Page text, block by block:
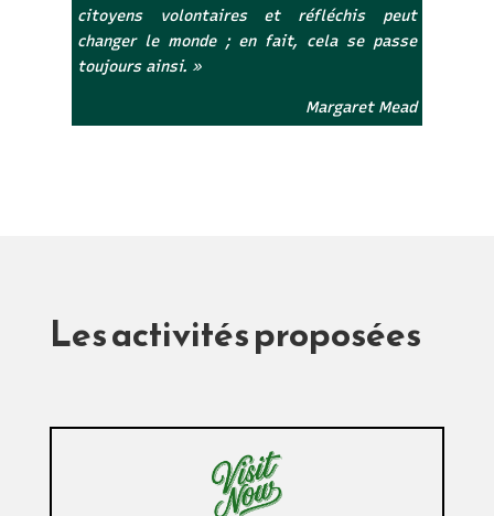
citoyens volontaires et réfléchis peut
changer le monde ; en fait, cela se passe
toujours ainsi. »
Margaret Mead
Les activités proposées